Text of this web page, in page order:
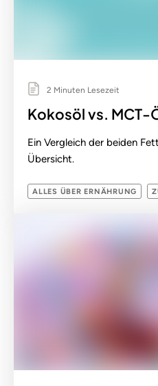
2 Minuten Lesezeit
Kokosöl vs. MCT-
Ein Vergleich der beiden
Übersicht.
ALLES ÜBER ERNÄHRUNG